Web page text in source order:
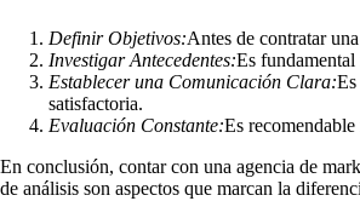
Definir Objetivos:Antes de contratar
Investigar Antecedentes:Es fundamental
Establecer una Comunicación Clara:
satisfactoria.
Evaluación Constante:Es
En conclusión, contar con una agencia de
de análisis son aspectos que marcan la